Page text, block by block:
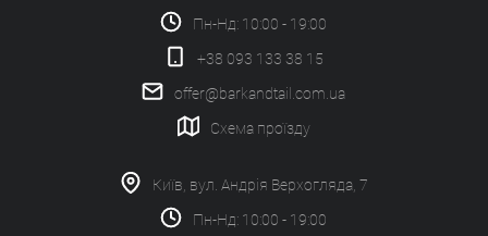
Пн-Нд: 10:00 - 19:00
+38 093 133 38 15
offer@barkandtail.com.ua
Схема проїзду
Київ, вул. Андрія Верхогляда, 7
Пн-Нд: 10:00 - 19:00